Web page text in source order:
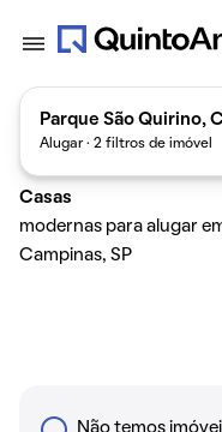
Parque São Quirino,
Alugar · 2 filtros de imóvel
Casas
modernas para alugar
Campinas, SP
Não temos